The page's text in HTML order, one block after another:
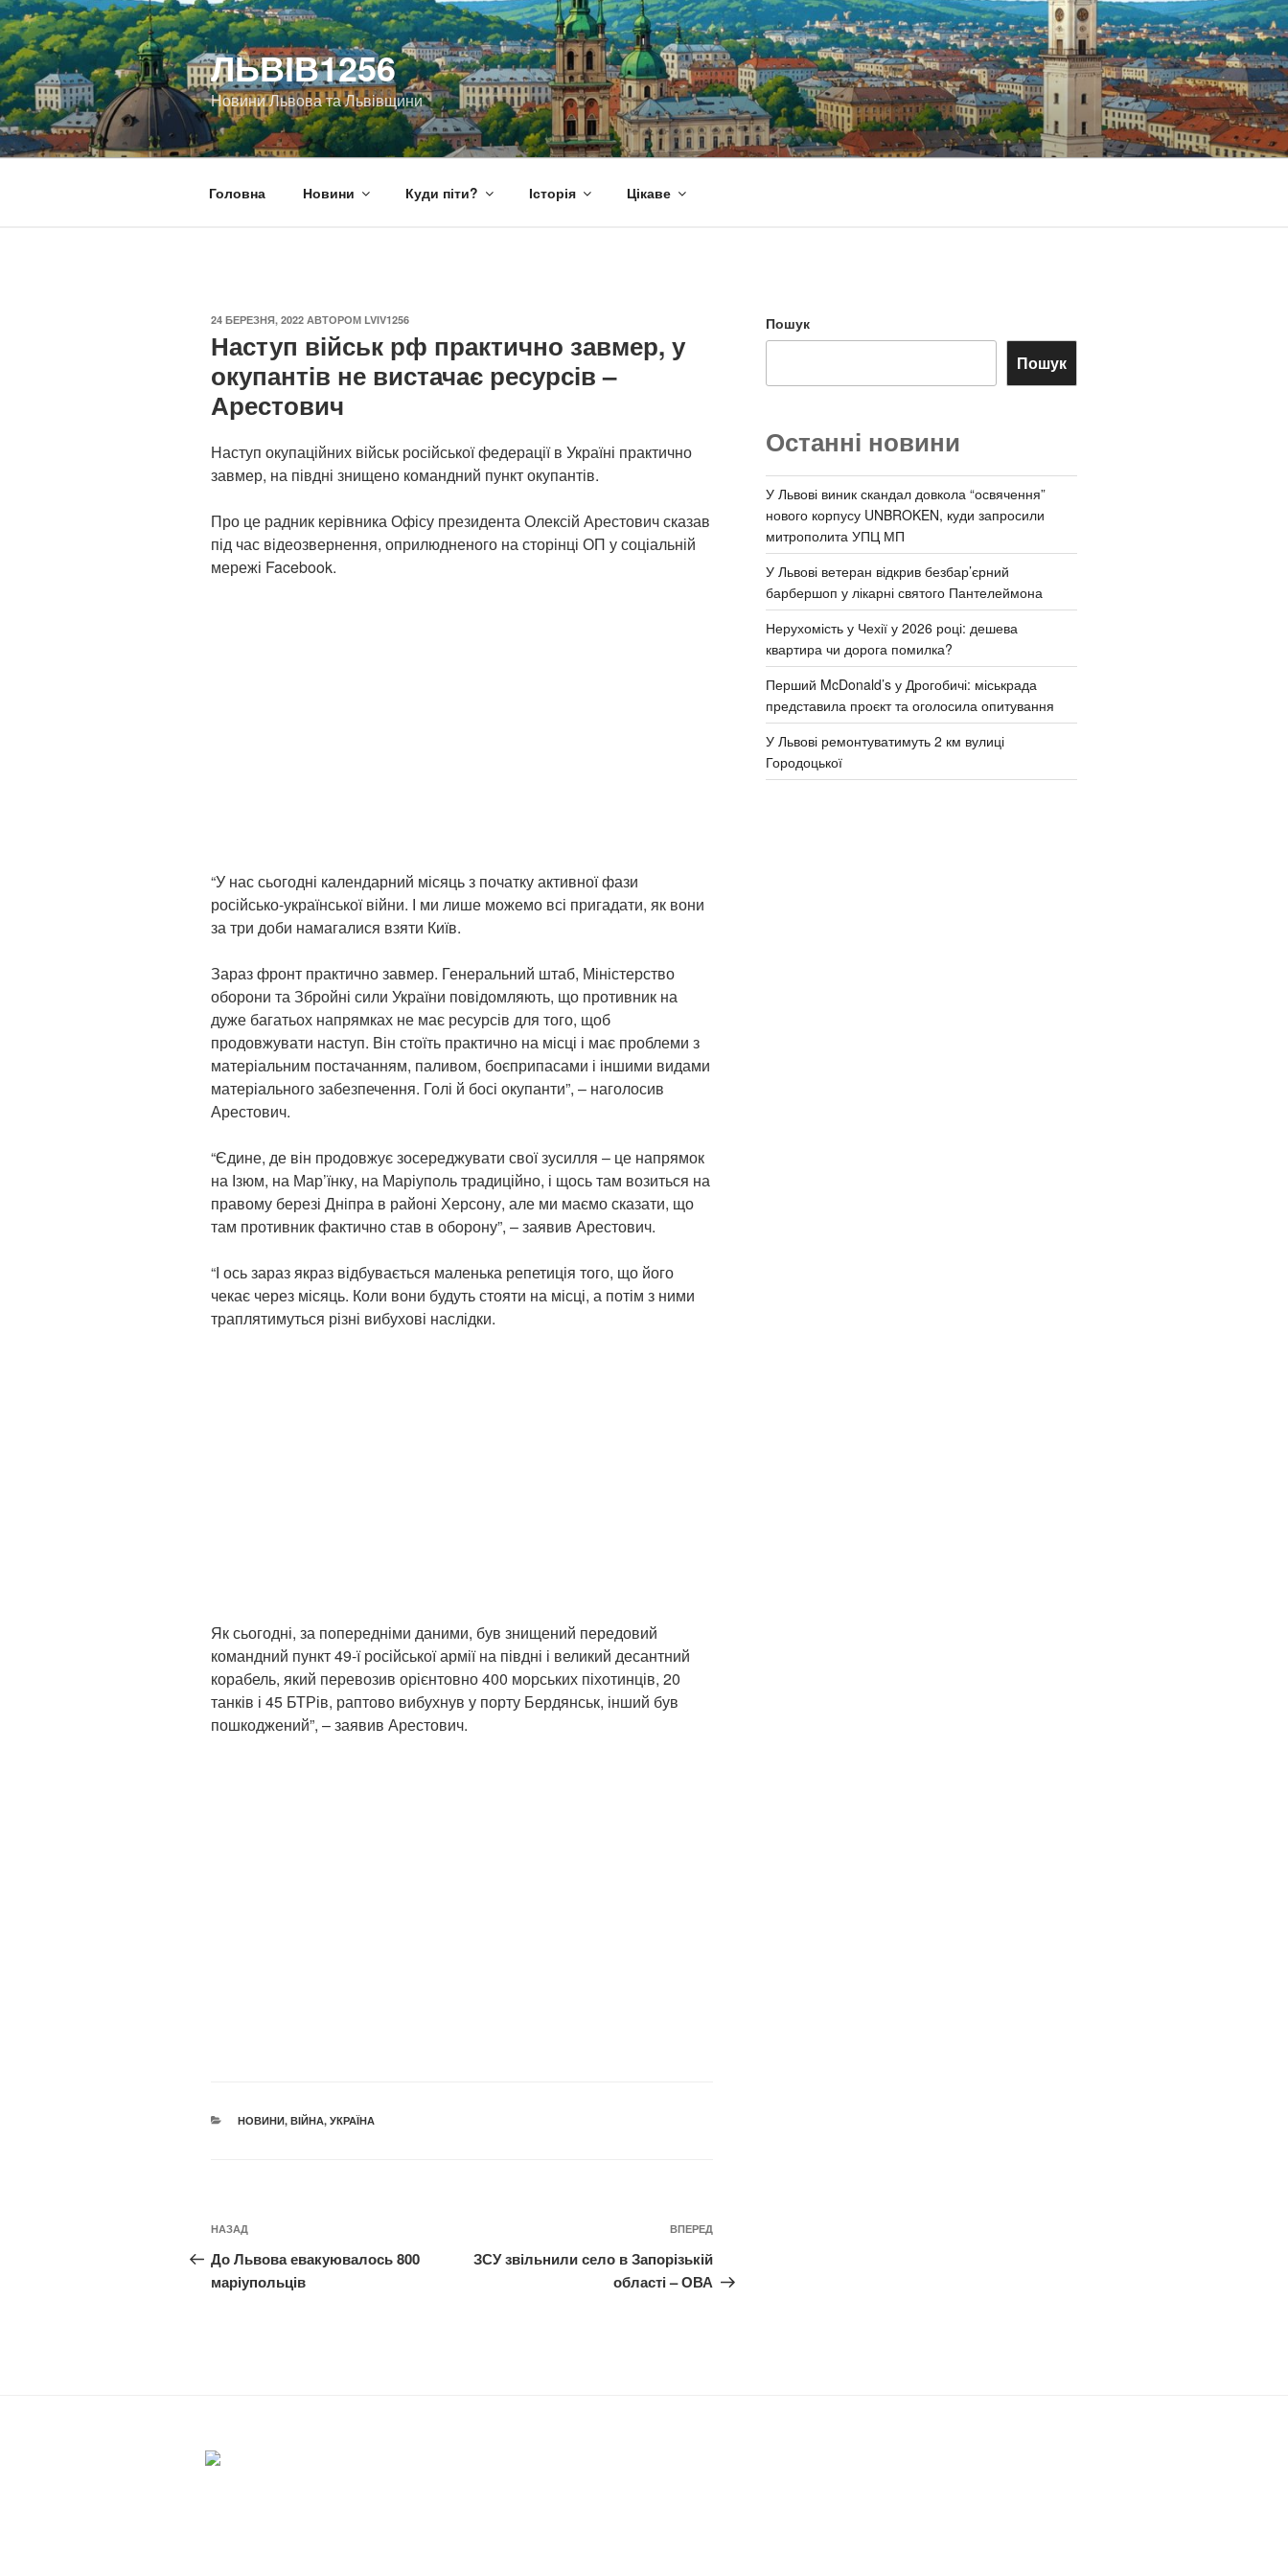
Перейти
до
вмісту
ЛЬВІВ1256
Новини Львова та Львівщини
Головна Новини Куди піти? Історія Цікаве
ОПУБЛІКОВАНО
24 БЕРЕЗНЯ, 2022 АВТОРОМ LVIV1256
Наступ військ рф практично завмер, у
окупантів не вистачає ресурсів –
Арестович
Наступ окупаційних військ російської федерації в Україні практично
завмер, на півдні знищено командний пункт окупантів.
Про це радник керівника Офісу президента Олексій Арестович сказав
під час відеозвернення, оприлюдненого на сторінці ОП у соціальній
мережі Facebook.
“У нас сьогодні календарний місяць з початку активної фази
російсько-української війни. І ми лише можемо всі пригадати, як вони
за три доби намагалися взяти Київ.
Зараз фронт практично завмер. Генеральний штаб, Міністерство
оборони та Збройні сили України повідомляють, що противник на
дуже багатьох напрямках не має ресурсів для того, щоб
продовжувати наступ. Він стоїть практично на місці і має проблеми з
матеріальним постачанням, паливом, боєприпасами і іншими видами
матеріального забезпечення. Голі й босі окупанти”, – наголосив
Арестович.
“Єдине, де він продовжує зосереджувати свої зусилля – це напрямок
на Ізюм, на Мар’їнку, на Маріуполь традиційно, і щось там возиться на
правому березі Дніпра в районі Херсону, але ми маємо сказати, що
там противник фактично став в оборону”, – заявив Арестович.
“І ось зараз якраз відбувається маленька репетиція того, що його
чекає через місяць. Коли вони будуть стояти на місці, а потім з ними
траплятимуться різні вибухові наслідки.
Як сьогодні, за попередніми даними, був знищений передовий
командний пункт 49-ї російської армії на півдні і великий десантний
корабель, який перевозив орієнтовно 400 морських піхотинців, 20
танків і 45 БТРів, раптово вибухнув у порту Бердянськ, інший був
пошкоджений”, – заявив Арестович.
КАТЕГОРІЇ
НОВИНИ, ВІЙНА, УКРАЇНА
Навігація
записів
Попередній
запис:
НАЗАД
До Львова евакуювалось 800
маріупольців
Наступний
запис
ВПЕРЕД
ЗСУ звільнили село в Запорізькій
області – ОВА
Пошук
Пошук
Останні новини
У Львові виник скандал довкола “освячення”
нового корпусу UNBROKEN, куди запросили
митрополита УПЦ МП
У Львові ветеран відкрив безбар’єрний
барбершоп у лікарні святого Пантелеймона
Нерухомість у Чехії у 2026 році: дешева
квартира чи дорога помилка?
Перший McDonald’s у Дрогобичі: міськрада
представила проєкт та оголосила опитування
У Львові ремонтуватимуть 2 км вулиці
Городоцької